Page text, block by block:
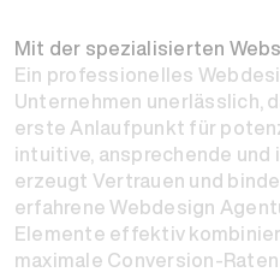
Mit der spezialisierten
Ein professionelles
Unternehmen unerlässlich,
erste Anlaufpunkt für
intuitive, ansprechende
erzeugt Vertrauen und
erfahrene Webdesign
Elemente effektiv
maximale Conversion-